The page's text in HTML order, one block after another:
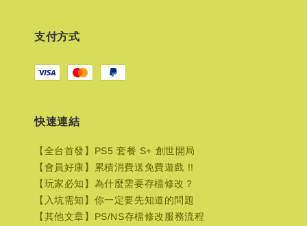
支付方式
快速連結
【全台首發】PS5 套餐 S+ 創世開局
【會員好康】累積消費送免費遊戲 !!
【玩家必知】為什麼需要存檔修改？
【入坑需知】你一定要先知道的問題
【其他文章】PS/NS存檔修改服務流程